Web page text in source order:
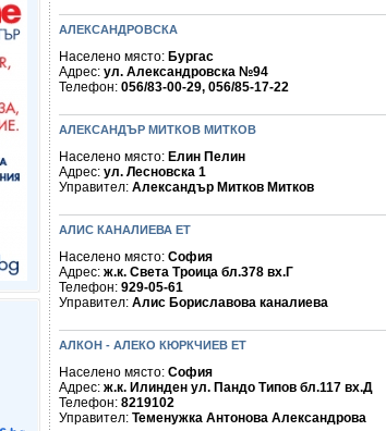
АЛЕКСАНДРОВСКА
Населено място: Бургас
Адрес: ул. Александровска №94
Телефон: 056/83-00-29, 056/85-17-22
АЛЕКСАНДЪР МИТКОВ МИТКОВ
Населено място: Елин Пелин
Адрес: ул. Лесновска 1
Управител: Александър Митков Митков
АЛИС КАНАЛИЕВА ЕТ
Населено място: София
Адрес: ж.к. Света Троица бл.378 вх.Г
Телефон: 929-05-61
Управител: Алис Бориславова каналиева
АЛКОН - АЛЕКО КЮРКЧИЕВ ЕТ
Населено място: София
Адрес: ж.к. Илинден ул. Пандо Типов бл.117 вх.Д
Телефон: 8219102
Управител: Теменужка Антонова Александрова